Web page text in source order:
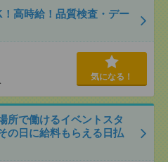
高時給！品質検査・デー
気になる！
所で働けるイベントスタ
の日に給料もらえる日払